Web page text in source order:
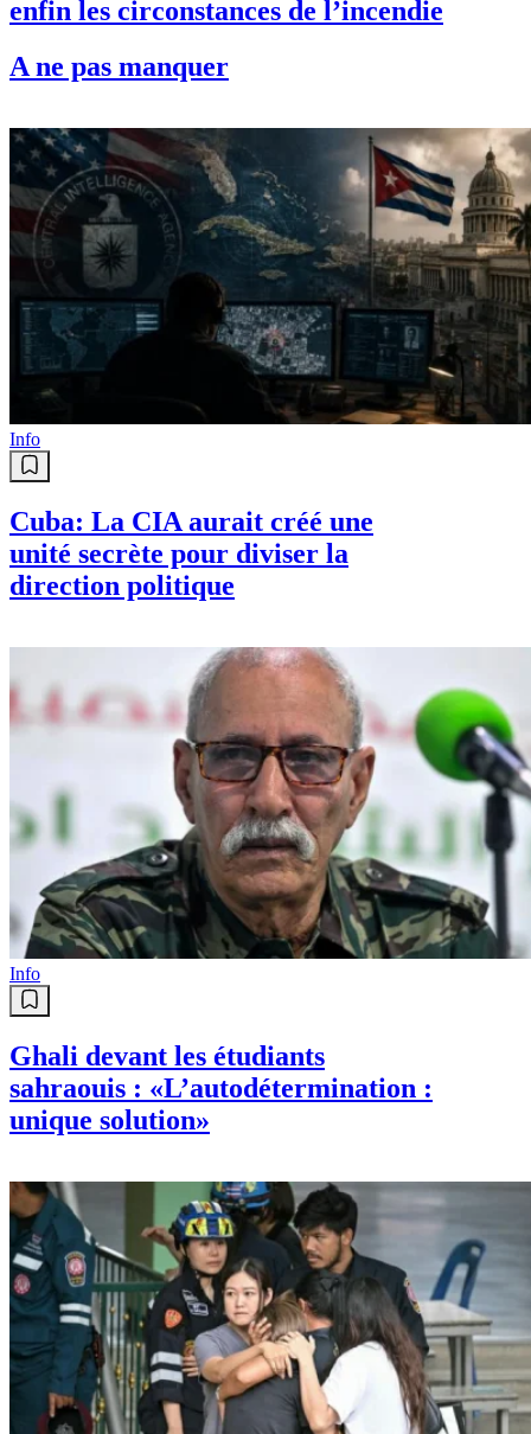
enfin les circonstances de l’incendie
A ne pas manquer
Info
Cuba: La CIA aurait créé une
unité secrète pour diviser la
direction politique
Info
Ghali devant les étudiants
sahraouis : «L’autodétermination :
unique solution»